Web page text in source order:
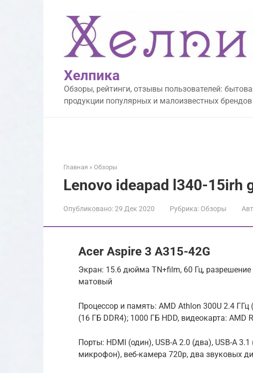
Хелпика
Обзоры, рейтинги, отзывы пользователей:
продукции популярных и малоизвестных брендов
Главная » Обзоры
Lenovo ideapad l340-15irh
Опубликовано:29 Дек 2020 Рубрика: Обзоры
Acer Aspire 3 A315-42G
Экран: 15.6 дюйма TN+film, 60 Гц,
матовый
Процессор и память: AMD Athlon 300U 2.4
(16 ГБ DDR4); 1000 ГБ HDD, видеокарта: AMD
Порты: HDMI (один), USB-A 2.0 (два), USB-A
микрофон), веб-камера 720p, два звуковых